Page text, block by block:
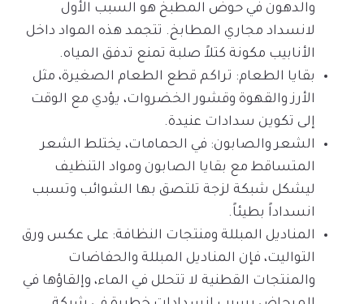
والدهون في حوض المطبخ هو السبب الأول
لانسداد مجاري المطابخ. تتجمد هذه المواد داخل
الأنابيب مكونة كتلاً صلبة تمنع تدفق المياه.
بقايا الطعام: تراكم قطع الطعام الصغيرة، مثل
الأرز والقهوة وقشور الخضروات، يؤدي مع الوقت
إلى تكوين سدادات عنيدة.
الشعر والصابون: في الحمامات، يختلط الشعر
المتساقط مع بقايا الصابون ومواد التنظيف
ليشكل شبكة لزجة تلتصق بها الشوائب وتسبب
انسداداً بطيئاً.
المناديل المبللة ومنتجات النظافة: على عكس ورق
التواليت، فإن المناديل المبللة والحفاضات
والمنتجات القطنية لا تتحلل في الماء، وإلقاؤها في